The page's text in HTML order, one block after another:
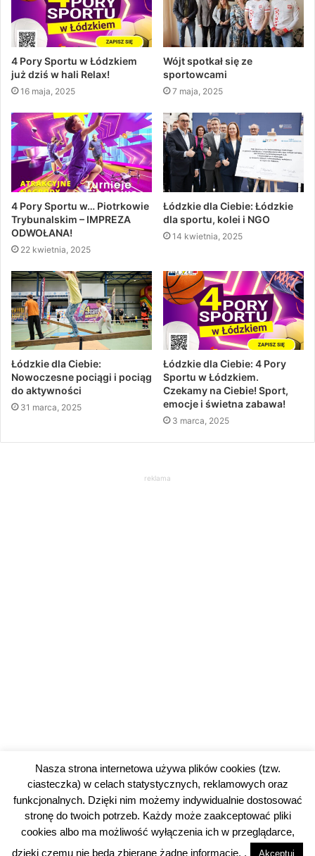
4 Pory Sportu w Łódzkiem
już dziś w hali Relax!
16 maja, 2025
Wójt spotkał się ze
sportowcami
7 maja, 2025
4 Pory Sportu w… Piotrkowie
Trybunalskim – IMPREZA
ODWOŁANA!
22 kwietnia, 2025
Łódzkie dla Ciebie: Łódzkie
dla sportu, kolei i NGO
14 kwietnia, 2025
Łódzkie dla Ciebie:
Nowoczesne pociągi i pociąg
do aktywności
31 marca, 2025
Łódzkie dla Ciebie: 4 Pory
Sportu w Łódzkiem.
Czekamy na Ciebie! Sport,
emocje i świetna zabawa!
3 marca, 2025
reklama
© 2026 piotrkowski24.pl | Polityka prywatności
Nasza strona internetowa używa plików cookies (tzw.
ciasteczka) w celach statystycznych, reklamowych oraz
funkcjonalnych. Dzięki nim możemy indywidualnie dostosować
stronę do twoich potrzeb. Każdy może zaakceptować pliki
cookies albo ma możliwość wyłączenia ich w przeglądarce,
dzięki czemu nie będą zbierane żadne informacje. .
Akceptuj